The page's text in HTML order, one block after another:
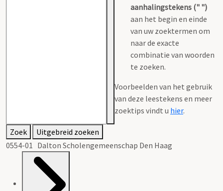
aanhalingstekens (" ")
aan het begin en einde
van uw zoektermen om
naar de exacte
combinatie van woorden
te zoeken.
Voorbeelden van het gebruik
van deze leestekens en meer
zoektips vindt u hier.
Zoek
Uitgebreid zoeken
0554-01 Dalton Scholengemeenschap Den Haag